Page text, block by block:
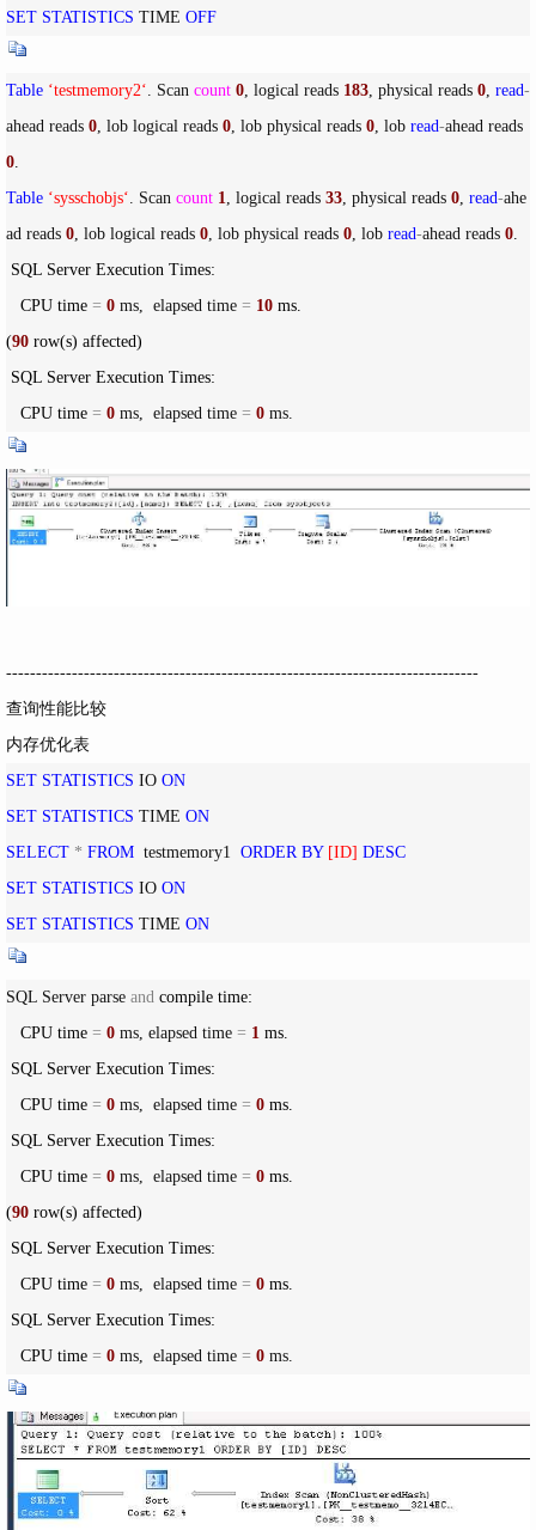
SET STATISTICS TIME OFF
Table ‘testmemory2‘. Scan count 0, logical reads 183, physical reads 0, read-
ahead reads 0, lob logical reads 0, lob physical reads 0, lob read-
0
Table ‘sysschobjs‘. Scan count 1, logical reads 33, physical reads 0, read-ahe
ad reads 0, lob logical reads 0, lob physical reads 0, lob read-ahead reads 0.
   CPU time
= 0 ms,  elapsed time = 10 ms.
(90 row(s) affected)
   CPU time
= 0 ms,  elapsed time = 0 ms.
-------------------------------------------------------------------------------
查询性能比较
内存优化表
SET STATISTICS IO ON
SET STATISTICS TIME ON
SELECT * FROM
  testmemory1
ORDER BY [ID] DESC
SET STATISTICS IO ON
SET STATISTICS TIME ON
SQL Server parse and compile time:
   CPU time
= 0 ms, elapsed time = 1 ms.
   CPU time
= 0 ms,  elapsed time = 0 ms.
   CPU time
= 0 ms,  elapsed time = 0 ms.
(90 row(s) affected)
   CPU time
= 0 ms,  elapsed time = 0 ms.
   CPU time
= 0 ms,  elapsed time = 0 ms.